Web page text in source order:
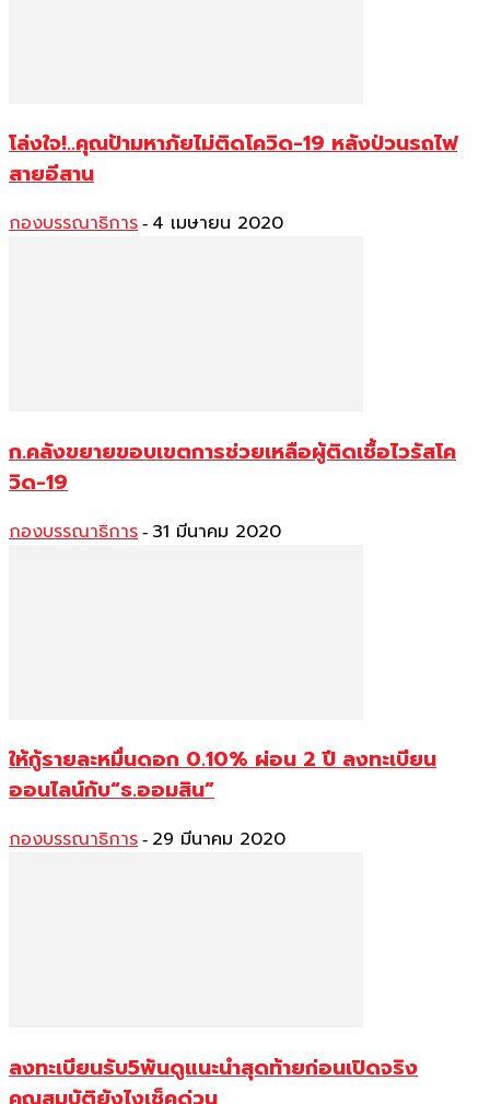
โล่งใจ!..คุณป้ามหาภัยไม่ติดโควิด-19 หลังป่วนรถไฟ
สายอีสาน
กองบรรณาธิการ - 4 เมษายน 2020
ก.คลังขยายขอบเขตการช่วยเหลือผู้ติดเชื้อไวรัสโค
วิด-19
กองบรรณาธิการ - 31 มีนาคม 2020
ให้กู้รายละหมื่นดอก 0.10% ผ่อน 2 ปี ลงทะเบียน
ออนไลน์กับ“ธ.ออมสิน”
กองบรรณาธิการ - 29 มีนาคม 2020
ลงทะเบียนรับ5พันดูแนะนำสุดท้ายก่อนเปิดจริง